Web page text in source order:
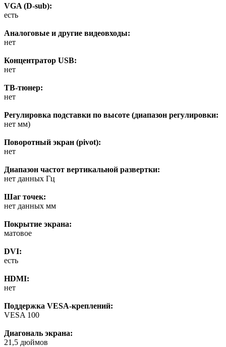
VGA (D-sub):
есть
Аналоговые и другие видеовходы:
нет
Концентратор USB:
нет
ТВ-тюнер:
нет
Регулировка подставки по высоте (диапазон регулировки:
нет мм)
Поворотный экран (pivot):
нет
Диапазон частот вертикальной развертки:
нет данных Гц
Шаг точек:
нет данных мм
Покрытие экрана:
матовое
DVI:
есть
HDMI:
нет
Поддержка VESA-креплений:
VESA 100
Диагональ экрана:
21,5 дюймов